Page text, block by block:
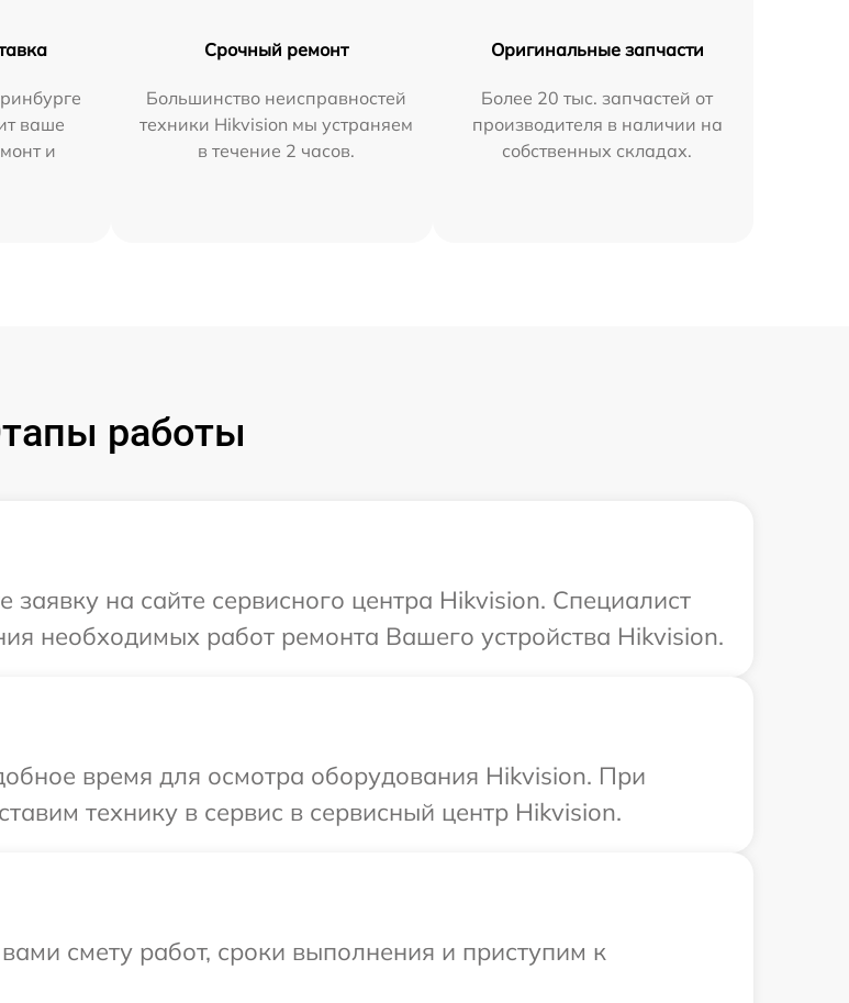
ваше
и
Срочный ремонт
Большинство неисправностей
техники Hikvision мы устраняем
в течение 2 часов.
Оригинальные запчасти
Более 20 тыс. запчастей от
производителя в наличии на
собственных складах.
работы
на сайте сервисного центра Hikvision. Специалист
необходимых работ ремонта Вашего устройства Hikvision.
время для осмотра оборудования Hikvision. При
технику в сервис в сервисный центр Hikvision.
смету работ, сроки выполнения и приступим к